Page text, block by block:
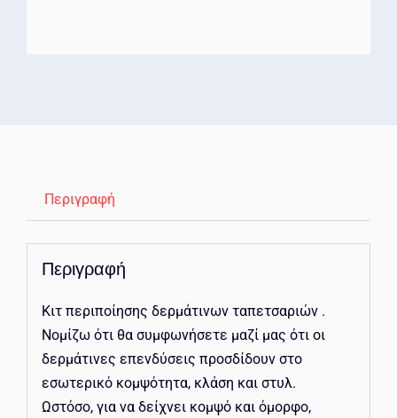
Περιγραφή
Περιγραφή
Κιτ περιποίησης δερμάτινων ταπετσαριών .
Νομίζω ότι θα συμφωνήσετε μαζί μας ότι οι
δερμάτινες επενδύσεις προσδίδουν στο
εσωτερικό κομψότητα, κλάση και στυλ.
Ωστόσο, για να δείχνει κομψό και όμορφο,